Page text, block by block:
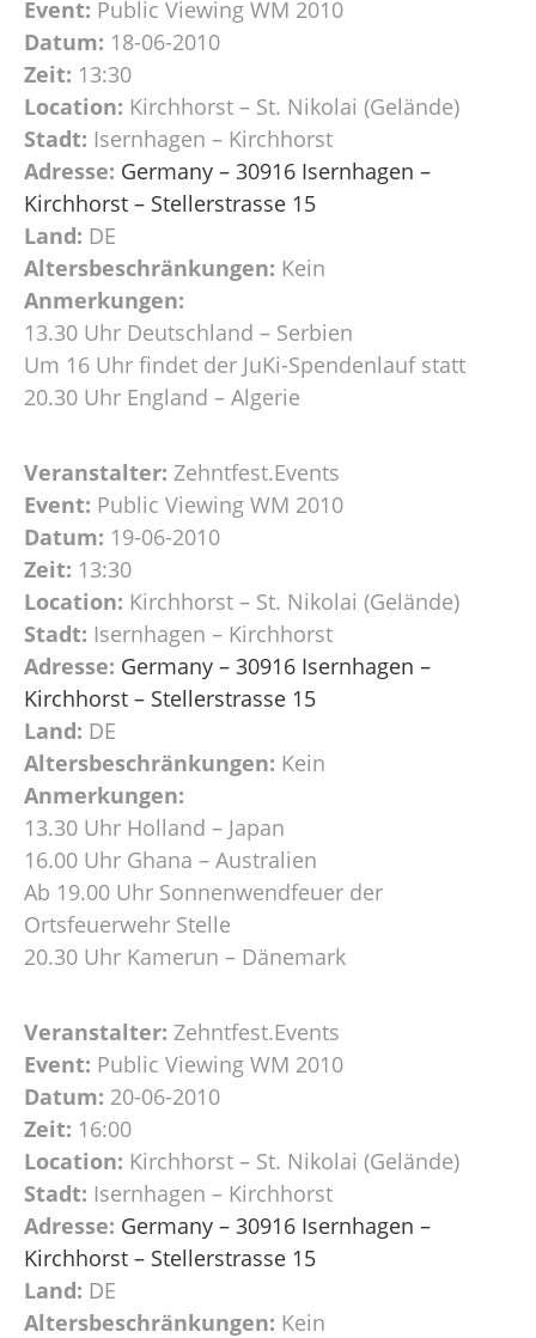
Event: Public Viewing WM 2010
Datum: 18-06-2010
Zeit: 13:30
Location: Kirchhorst – St. Nikolai (Gelände)
Stadt: Isernhagen – Kirchhorst
Adresse: Germany – 30916 Isernhagen –
Kirchhorst – Stellerstrasse 15
Land: DE
Altersbeschränkungen: Kein
Anmerkungen:
13.30 Uhr Deutschland – Serbien
Um 16 Uhr findet der JuKi-Spendenlauf statt
20.30 Uhr England – Algerie
Veranstalter: Zehntfest.Events
Event: Public Viewing WM 2010
Datum: 19-06-2010
Zeit: 13:30
Location: Kirchhorst – St. Nikolai (Gelände)
Stadt: Isernhagen – Kirchhorst
Adresse: Germany – 30916 Isernhagen –
Kirchhorst – Stellerstrasse 15
Land: DE
Altersbeschränkungen: Kein
Anmerkungen:
13.30 Uhr Holland – Japan
16.00 Uhr Ghana – Australien
Ab 19.00 Uhr Sonnenwendfeuer der
Ortsfeuerwehr Stelle
20.30 Uhr Kamerun – Dänemark
Veranstalter: Zehntfest.Events
Event: Public Viewing WM 2010
Datum: 20-06-2010
Zeit: 16:00
Location: Kirchhorst – St. Nikolai (Gelände)
Stadt: Isernhagen – Kirchhorst
Adresse: Germany – 30916 Isernhagen –
Kirchhorst – Stellerstrasse 15
Land: DE
Altersbeschränkungen: Kein